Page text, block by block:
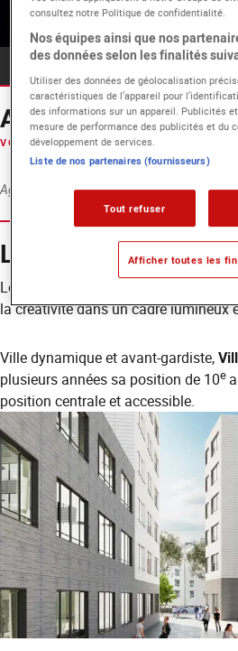
Son & Musique
Agenda EICAR Lyon
VOIR TOUS LES ÉVÉNEMENTS
Agenda momentanément indisponible.
L'environnement
Le projet Impulse est né d’une
la créativité dans un cadre lumineux
Ville dynamique et avant-gardiste,
plusieurs années sa position de 10e
position centrale et accessible.
consultez notre Politique de confidentialité.
Nos équipes ainsi que nos
des données selon les finalités
Utiliser des données de géolocalisation
caractéristiques de l’appareil pour
des informations sur un appareil. Publicités
mesure de performance des publicités et du
développement de services.
Liste de nos partenaires (fournisseurs)
Tout refuser
Afficher toutes les